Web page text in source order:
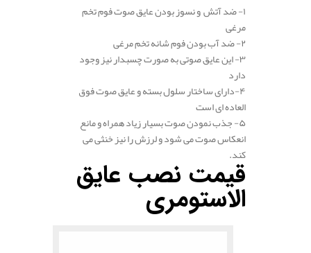
۱- ضد آتش و نسوز بودن عایق صوت فوم تخم
مرغی
۲- ضد آب بودن فوم شانه تخم مرغی
۳- این عایق صوتی به صورت چسبدار نیز وجود
دارد
۴-دارای ساختار سلول بسته و عایق صوت فوق
العاده ای است
۵- جذب نمودن صوت بسیار زیاد همراه و مانع
انعکاس صوت می شود و لرزش را نیز خنثی می
کند.
قیمت نصب عایق
الاستومری